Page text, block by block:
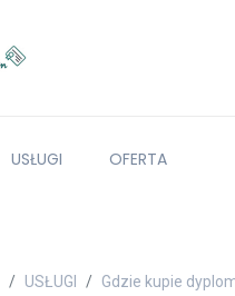
USŁUGI OFERTA
USŁUGI Gdzie kupie